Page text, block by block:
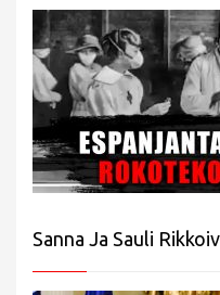
Sanna Ja Sauli